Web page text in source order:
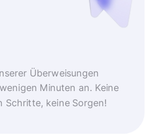
Überweisungen
Minuten an. Keine
Schritte, keine Sorgen!